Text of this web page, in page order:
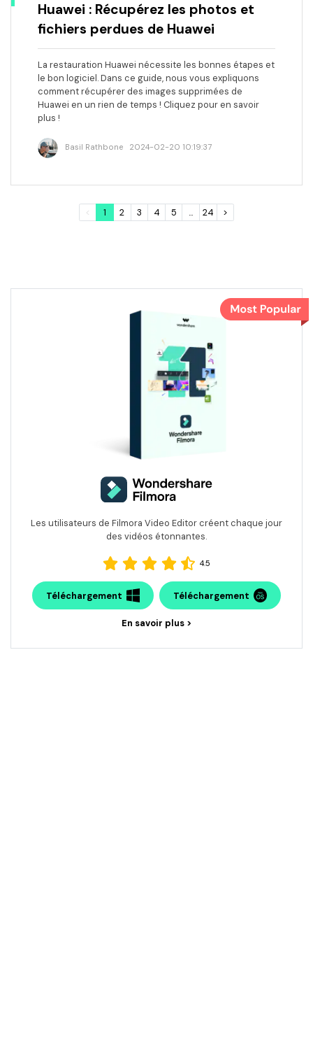
Huawei : Récupérez les photos et
fichiers perdues de Huawei
La restauration Huawei nécessite les bonnes étapes et
le bon logiciel. Dans ce guide, nous vous expliquons
comment récupérer des images supprimées de
Huawei en un rien de temps ! Cliquez pour en savoir
plus !
Basil Rathbone 2024-02-20 10:19:37
< 1 2 3 4 5 ... 24 >
Les utilisateurs de Filmora Video Editor créent chaque jour
des vidéos étonnantes.
4.5
Téléchargement Téléchargement
En savoir plus >